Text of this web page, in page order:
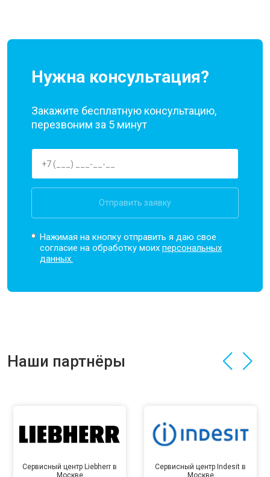
Нужна консультация?
Закажите бесплатную консультацию,
перезвоним за 5 минут
Отправить заявку
Нажимая на кнопку отправить я даю свое
согласие на обработку моихперсональных
данных.
Наши партнёры
Сервисный центр Liebherr в
Москве
Сервисный центр Indesit в
Москве